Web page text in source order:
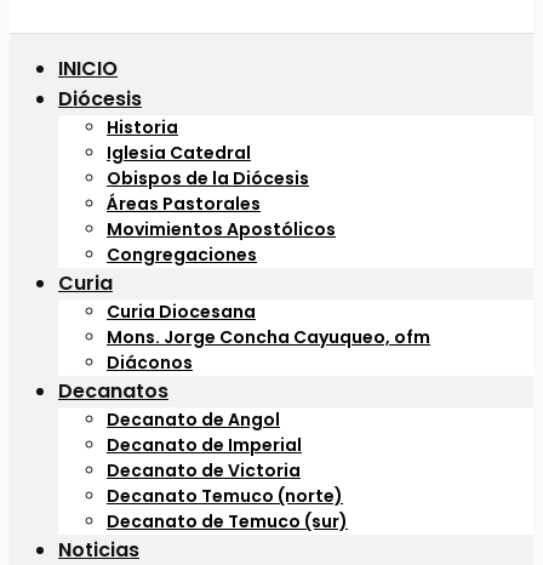
INICIO
Diócesis
Historia
Iglesia Catedral
Obispos de la Diócesis
Áreas Pastorales
Movimientos Apostólicos
Congregaciones
Curia
Curia Diocesana
Mons. Jorge Concha Cayuqueo, ofm
Diáconos
Decanatos
Decanato de Angol
Decanato de Imperial
Decanato de Victoria
Decanato Temuco (norte)
Decanato de Temuco (sur)
Noticias